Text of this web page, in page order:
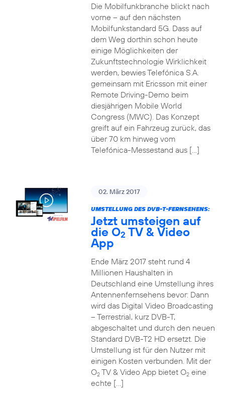
Die Mobilfunkbranche blickt nach
vorne – auf den nächsten
Mobilfunkstandard 5G. Dass auf
dem Weg dorthin schon heute
einige Möglichkeiten der
Zukunftstechnologie Wirklichkeit
werden, bewies Telefónica S.A.
gemeinsam mit Ericsson mit einer
Remote Driving-Demo beim
diesjährigen Mobile World
Congress (MWC). Das Konzept
greift auf ein Fahrzeug zurück, das
über 70 km hinweg vom
Telefónica-Messestand aus […]
02. März 2017
UMSTELLUNG DES DVB-T-FERNSEHENS:
Jetzt umsteigen auf
die O2 TV & Video
App
Ende März 2017 steht rund 4
Millionen Haushalten in
Deutschland eine Umstellung ihres
Antennenfernsehens bevor: Dann
wird das Digital Video Broadcasting
– Terrestrial, kurz DVB-T,
abgeschaltet und durch den neuen
Standard DVB-T2 HD ersetzt. Die
Umstellung ist für den Nutzer mit
einigen Kosten verbunden. Mit der
O2TV & Video App bietet O2eine
echte […]